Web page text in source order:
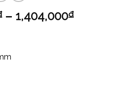
– 1,404,000₫